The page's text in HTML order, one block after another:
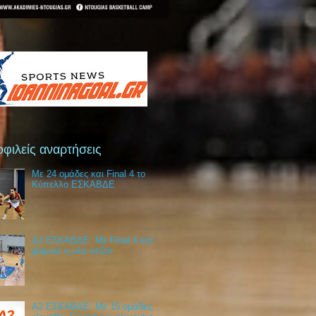
αναρτήσεις
Με 24 ομάδες και Final 4 το
Κύπελλο ΕΣΚΑΒΔΕ
Α1 ΕΣΚΑΒΔΕ: Με Final 4 και
playout η νέα σεζόν
Α2 ΕΣΚΑΒΔΕ: Με 15 ομάδες,